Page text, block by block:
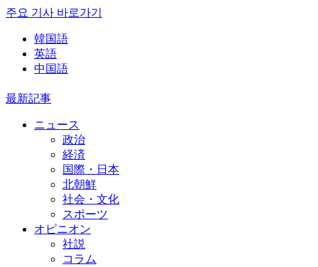
주요 기사 바로가기
韓国語
英語
中国語
最新記事
ニュース
政治
経済
国際・日本
北朝鮮
社会・文化
スポーツ
オピニオン
社説
コラム